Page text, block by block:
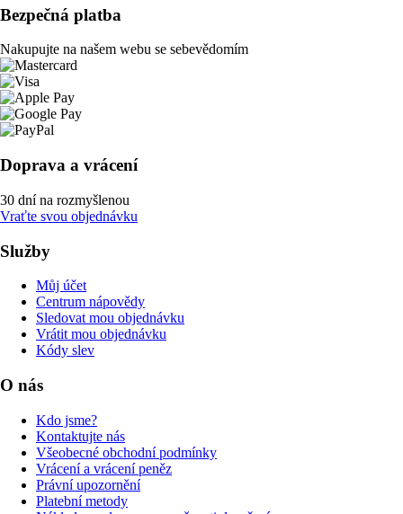
Bezpečná platba
Nakupujte na našem webu se sebevědomím
Doprava a vrácení
30 dní na rozmyšlenou
Vraťte svou objednávku
Služby
Můj účet
Centrum nápovědy
Sledovat mou objednávku
Vrátit mou objednávku
Kódy slev
O nás
Kdo jsme?
Kontaktujte nás
Všeobecné obchodní podmínky
Vrácení a vrácení peněz
Právní upozornění
Platební metody